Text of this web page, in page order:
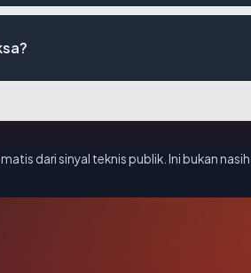
dari sinyal teknis publik. Ini bukan